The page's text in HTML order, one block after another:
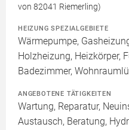
von 82041 Riemerling)
HEIZUNG SPEZIALGEBIETE
Wärmepumpe,
Holzheizung, Heizkörper,
Badezimmer,
ANGEBOTENE TÄTIGKEITEN
Wartung, Reparatur,
Austausch, Beratung,